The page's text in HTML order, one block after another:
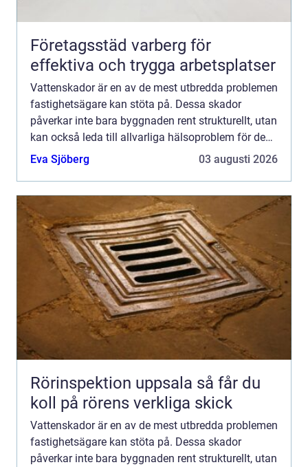
Företagsstäd varberg för
effektiva och trygga arbetsplatser
Vattenskador är en av de mest utbredda problemen
fastighetsägare kan stöta på. Dessa skador
påverkar inte bara byggnaden rent strukturellt, utan
kan också leda till allvarliga hälsoproblem för de
boende. D&a...
Eva Sjöberg 03 augusti 2026
Rörinspektion uppsala så får du
koll på rörens verkliga skick
Vattenskador är en av de mest utbredda problemen
fastighetsägare kan stöta på. Dessa skador
påverkar inte bara byggnaden rent strukturellt, utan